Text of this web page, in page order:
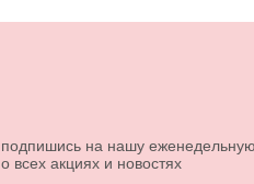
подпишись на нашу
о всех акциях и новостях